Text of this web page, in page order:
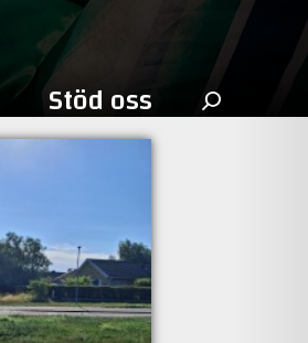
Stöd oss Sök
efter: